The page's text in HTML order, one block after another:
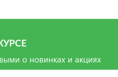
о новинках и акциях